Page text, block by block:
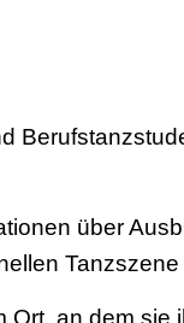
über
Tanzszene
an dem sie